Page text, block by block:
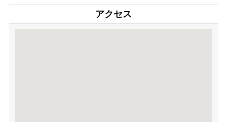
アクセス